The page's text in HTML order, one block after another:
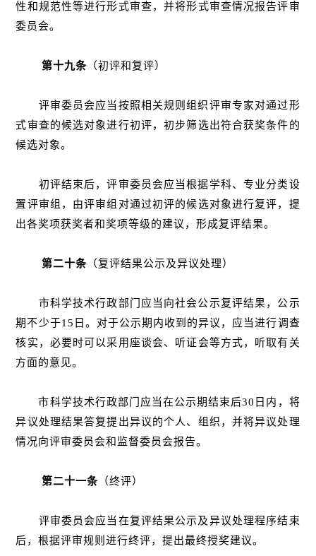
性和规范性等进行形式审查，并将形式审查情况报告评审
委员会。
第十九条 （初评和复评）
评审委员会应当按照相关规则组织评审专家对通过形
式审查的候选对象进行初评，初步筛选出符合获奖条件的
候选对象。
初评结束后，评审委员会应当根据学科、专业分类设
置评审组，由评审组对通过初评的候选对象进行复评，提
出各奖项获奖者和奖项等级的建议，形成复评结果。
第二十条 （复评结果公示及异议处理）
市科学技术行政部门应当向社会公示复评结果，公示
期不少于15日。对于公示期内收到的异议，应当进行调查
核实，必要时可以采用座谈会、听证会等方式，听取有关
方面的意见。
市科学技术行政部门应当在公示期结束后30日内，将
异议处理结果答复提出异议的个人、组织，并将异议处理
情况向评审委员会和监督委员会报告。
第二十一条 （终评）
评审委员会应当在复评结果公示及异议处理程序结束
后，根据评审规则进行终评，提出最终授奖建议。